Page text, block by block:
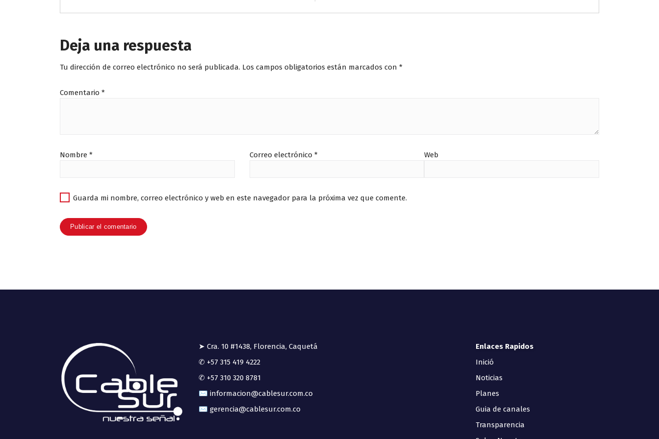
Deja una respuesta
Tu dirección de correo electrónico no será publicada. Los campos obligatorios están marcados con *
Comentario *
Nombre * Correo electrónico * Web
Guarda mi nombre, correo electrónico y web en este navegador para la próxima vez que comente.
➤ Cra. 10 #1438, Florencia, Caquetá
✆ +57 315 419 4222
✆ +57 310 320 8781
✉ informacion@cablesur.com.co
✉ gerencia@cablesur.com.co
Enlaces Rapidos
Inició
Noticias
Planes
Guia de canales
Transparencia